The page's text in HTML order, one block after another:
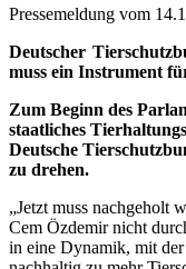
Pressemeldung vom
Deutscher
muss ein Instrument
Zum Beginn des
staatliches
Deutsche
zu drehen.
„Jetzt muss nachgeholt
Cem Özdemir nicht
in eine Dynamik, mit